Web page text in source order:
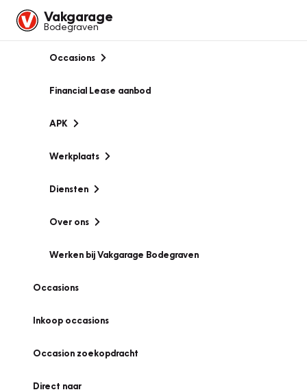
Vakgarage
Bodegraven
Occasions
Financial Lease aanbod
APK
Werkplaats
Diensten
Over ons
Werken bij Vakgarage Bodegraven
Occasions
Inkoop occasions
Occasion zoekopdracht
Direct naar